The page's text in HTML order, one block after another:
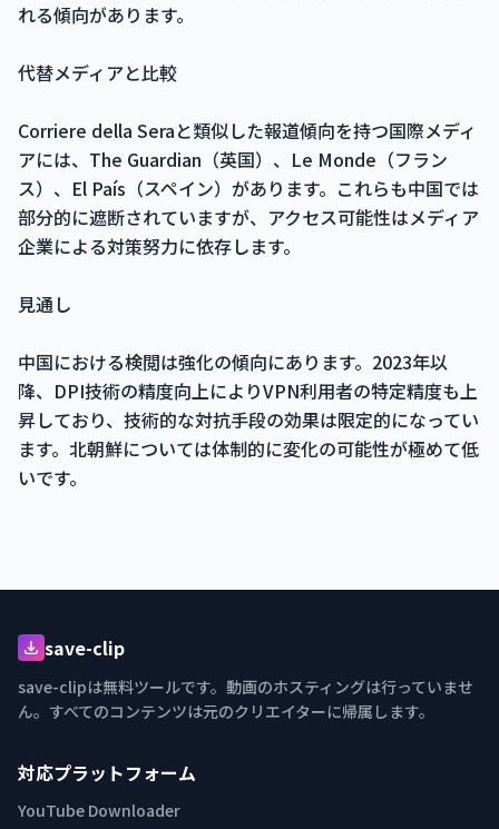
れる傾向があります。
代替メディアと比較
Corriere della Seraと類似した報道傾向を持つ国際メディ
アには、The Guardian（英国）、Le Monde（フラン
ス）、El País（スペイン）があります。これらも中国では
部分的に遮断されていますが、アクセス可能性はメディア
企業による対策努力に依存します。
見通し
中国における検閲は強化の傾向にあります。2023年以
降、DPI技術の精度向上によりVPN利用者の特定精度も上
昇しており、技術的な対抗手段の効果は限定的になってい
ます。北朝鮮については体制的に変化の可能性が極めて低
いです。
save-clip
save-clipは無料ツールです。動画のホスティングは行っていませ
ん。すべてのコンテンツは元のクリエイターに帰属します。
対応プラットフォーム
YouTube Downloader